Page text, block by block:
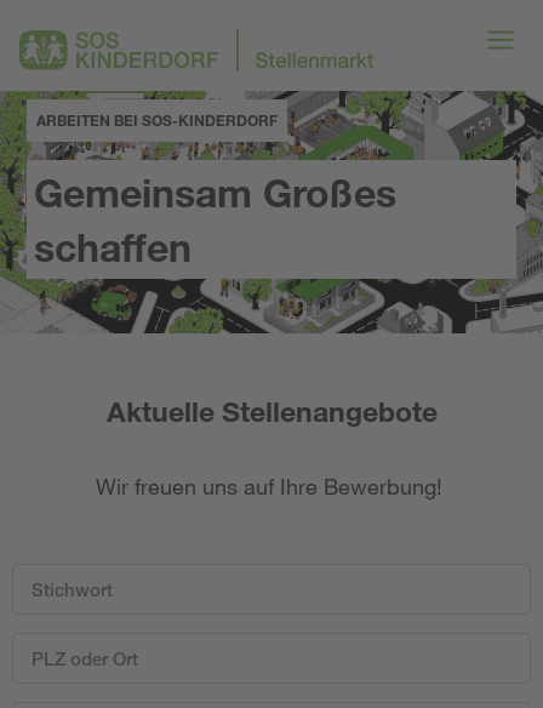
ARBEITEN BEI SOS-KINDERDORF
Gemeinsam Großes
schaffen
Aktuelle Stellenangebote
Wir freuen uns auf Ihre Bewerbung!